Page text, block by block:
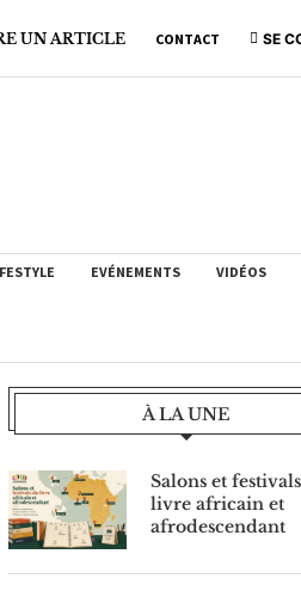
UN ARTICLE CONTACT SE
EVÉNEMENTS VIDÉOS
À LA UNE
Salons et
livre africain et
afrodescendant